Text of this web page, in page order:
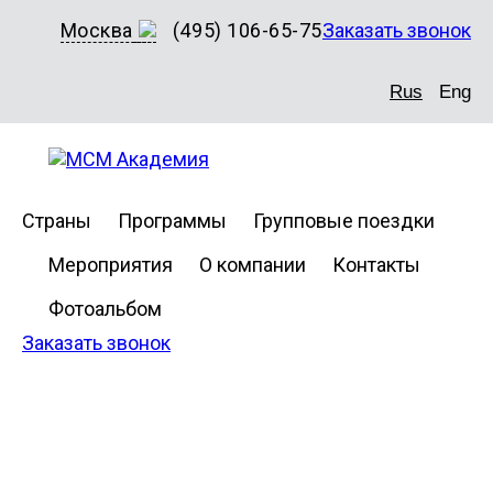
Москва (495) 106-65-75Заказать звонок
Rus Eng
Страны Программы
Групповые поездки
Мероприятия
О компании
Контакты
Фотоальбом
Заказать звонок